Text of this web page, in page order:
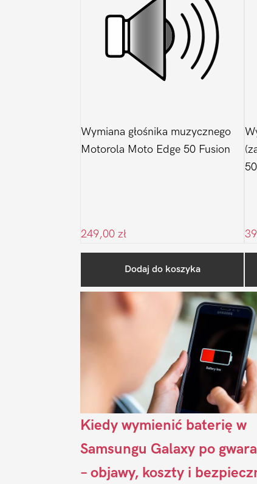
Wymiana głośnika muzycznego
Motorola Moto Edge 50 Fusion
249,00 zł
Dodaj do koszyka
Kiedy wymienić baterię w
Samsungu Galaxy po
– objawy, koszty i